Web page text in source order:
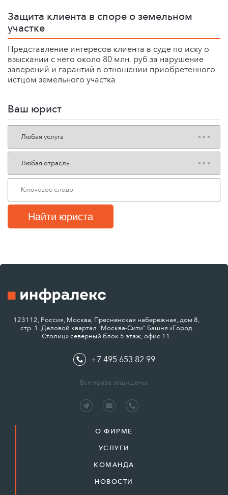
Защита клиента в споре о земельном
участке
Представление интересов клиента в суде по иску о
взыскании с него около 80 млн. руб.за нарушение
заверений и гарантий в отношении приобретенного
истцом земельного участка
Ваш юрист
Найти юриста
123112, Россия, Москва, Пресненская набережная, дом 8,
стр. 1. Деловой квартал "Москва-Сити" Башня «Город
Столиц» северный блок 5 этаж, офис 11.
+7 495 653 82 99
Все права защищены.
О ФИРМЕ
УСЛУГИ
КОМАНДА
НОВОСТИ